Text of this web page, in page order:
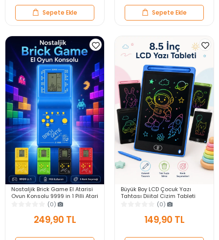
Sepete Ekle Sepete Ekle
Nostaljik Brick Game El Atarisi
Oyun Konsolu 9999 in 1 Pilli Atari
Eğlenceli Çocuk Oyuncağı
(0)
249,90 TL
Büyük Boy LCD Çocuk Yazı
Tahtası Dijital Çizim Tableti
Kalemli Silinebilir 8.5′ Oyuncak
(0)
149,90 TL